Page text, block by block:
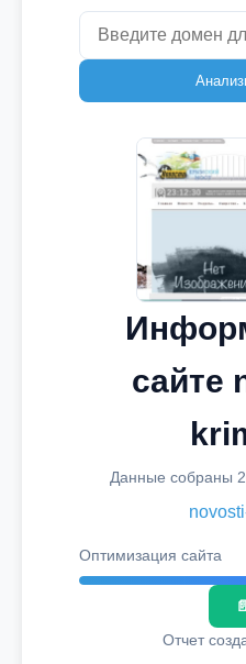
сайте
Данные собраны
Оптимизация сайта
Отчет